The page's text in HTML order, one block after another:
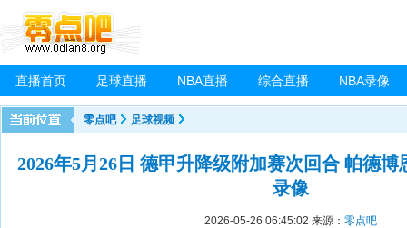
直播首页 足球直播 NBA直播 综合直播 NBA录像
零点吧 足球视频
2026年5月26日 德甲升降级附加赛次回合 帕德博
录像
2026-05-26 06:45:02 来源： 零点吧